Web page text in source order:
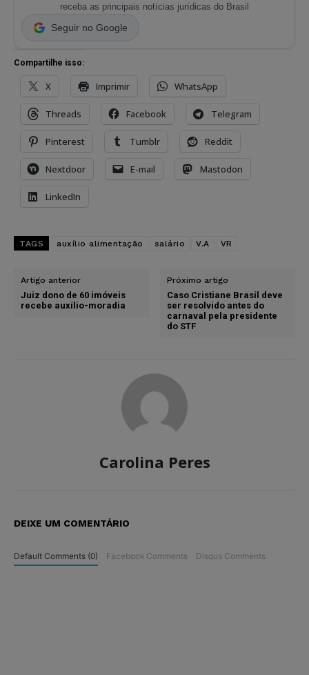
receba as principais notícias jurídicas do Brasil
Seguir no Google
Compartilhe isso:
X Imprimir WhatsApp
Threads Facebook Telegram
Pinterest Tumblr Reddit
Nextdoor E-mail Mastodon
LinkedIn
TAGS auxílio alimentação salário V.A VR
Artigo anterior
Juiz dono de 60 imóveis
recebe auxílio-moradia
Próximo artigo
Caso Cristiane Brasil deve
ser resolvido antes do
carnaval pela presidente
do STF
Carolina Peres
DEIXE UM COMENTÁRIO
Default Comments (0) Facebook Comments Disqus Comments